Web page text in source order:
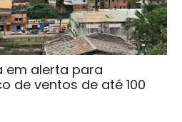
em alerta para
de ventos de até 100